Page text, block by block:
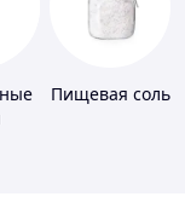
Пищевая соль